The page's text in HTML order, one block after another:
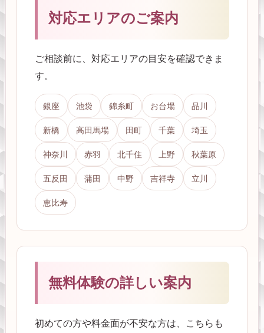
対応エリアのご案内
ご相談前に、対応エリアの目安を確認できま
す。
銀座 池袋 錦糸町 お台場 品川
新橋 高田馬場 田町 千葉 埼玉
神奈川 赤羽 北千住 上野 秋葉原
五反田 蒲田 中野 吉祥寺 立川
恵比寿
無料体験の詳しい案内
初めての方や料金面が不安な方は、こちらも